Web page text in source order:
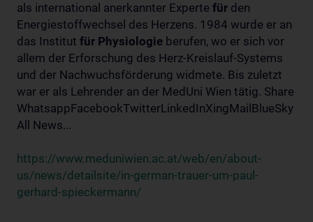
als international anerkannter Experte für den
Energiestoffwechsel des Herzens. 1984 wurde er an
das Institut für Physiologie berufen, wo er sich vor
allem der Erforschung des Herz-Kreislauf-Systems
und der Nachwuchsförderung widmete. Bis zuletzt
war er als Lehrender an der MedUni Wien tätig. Share
WhatsappFacebookTwitterLinkedInXingMailBlueSky
All News...
https://www.meduniwien.ac.at/web/en/about-
us/news/detailsite/in-german-trauer-um-paul-
gerhard-spieckermann/